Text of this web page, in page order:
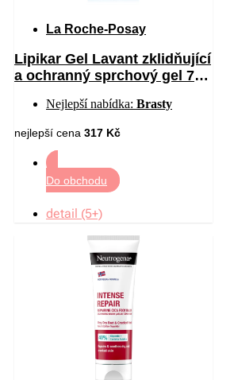
La Roche-Posay
Lipikar Gel Lavant zklidňující
a ochranný sprchový gel 750
Nejlepší nabídka: Brasty
nejlepší cena 317 Kč
Do obchodu
detail (5+)